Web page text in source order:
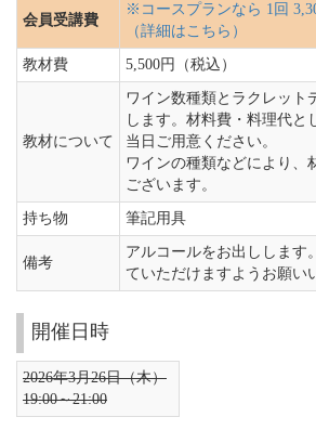
会員受講費
※コースプランなら 1回
（詳細はこちら）
教材費 5,500円（税込）
教材について
ワイン数種類とラクレット
します。材料費・料理代と
当日ご用意ください。
ワインの種類などにより、
ございます。
持ち物 筆記用具
備考
アルコールをお出しします
ていただけますようお願い
開催日時
2026年3月26日（木）
19:00～21:00